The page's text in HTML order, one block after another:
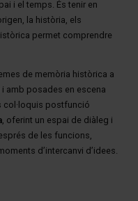
i el temps. És tenir en
la història, els
permet comprendre
de memòria històrica a
amb posades en escena
col·loquis postfunció
, oferint un espai de diàleg i
de les funcions,
d’intercanvi d’idees.